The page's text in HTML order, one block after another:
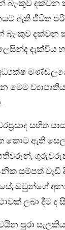
බැංකුව
ඇති ජීවිත
බැංකුව
දැක්විය
අධ්‍යක්ෂ
සහිත
කොට ඇති
සම්පත්
ඔවුන්ගේ
ලබා දීම ද
පුරා